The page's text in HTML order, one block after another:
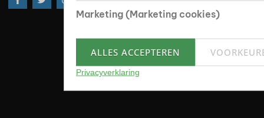
Marketing (Marketing cookies)
ALLES ACCEPTEREN
Privacyverklaring